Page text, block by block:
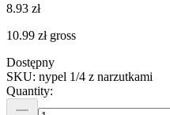
8.93 zł
10.99 zł gross
Dostępny
SKU: nypel 1/4 z narzutkami
Quantity: